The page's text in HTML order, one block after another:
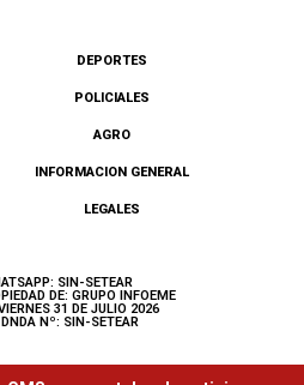
DEPORTES
POLICIALES
AGRO
INFORMACION GENERAL
LEGALES
SIN-SETEAR
DE: GRUPO INFOEME
31 DE JULIO 2026
DNDA Nº: SIN-SETEAR